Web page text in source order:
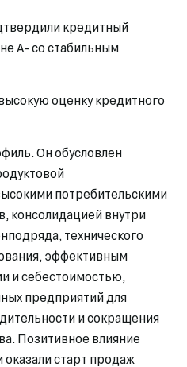
кредитный
А- со стабильным
оценку кредитного
Он обусловлен
потребительскими
консолидацией внутри
технического
эффективным
и себестоимостью,
предприятий для
и сокращения
Позитивное влияние
оказали старт продаж